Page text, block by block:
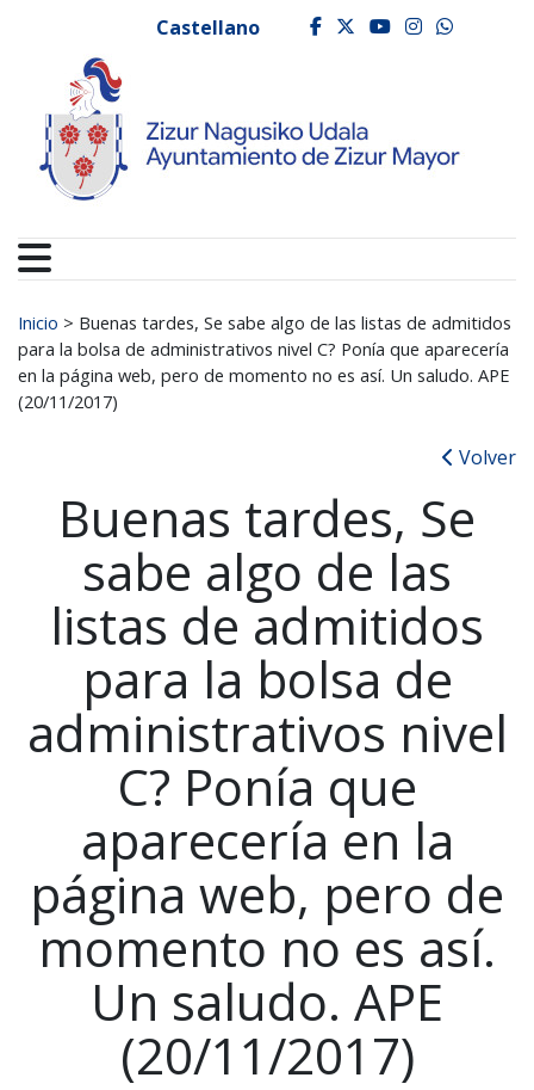
Ayuntamiento de
Castellano facebook
twitter
youtube
Buscar:
Inicio > Buenas tardes, Se sabe algo de las listas de admitidos
para la bolsa de administrativos nivel C? Ponía que aparecería
en la página web, pero de momento no es así. Un saludo. APE
(20/11/2017)
Volver
Buenas tardes, Se
sabe algo de las
listas de admitidos
para la bolsa de
administrativos nivel
C? Ponía que
aparecería en la
página web, pero de
momento no es así.
Un saludo. APE
(20/11/2017)